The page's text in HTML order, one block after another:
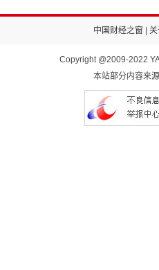
中国财经之窗 关
Copyright @2009-2022
本站部分内容来